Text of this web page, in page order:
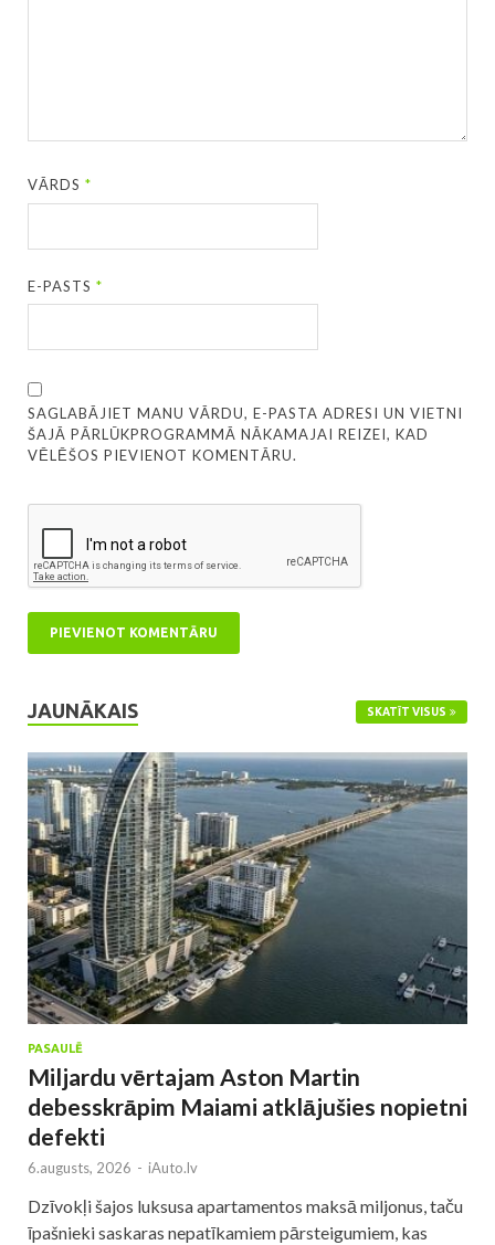
VĀRDS*
E-PASTS*
SAGLABĀJIET MANU VĀRDU, E-PASTA ADRESI UN VIETNI
ŠAJĀ PĀRLŪKPROGRAMMĀ NĀKAMAJAI REIZEI, KAD
VĒLĒŠOS PIEVIENOT KOMENTĀRU.
JAUNĀKAIS SKATĪT VISUS
PASAULĒ
Miljardu vērtajam Aston Martin
debesskrāpim Maiami atklājušies nopietni
defekti
6.augusts, 2026 - iAuto.lv
Dzīvokļi šajos luksusa apartamentos maksā miljonus, taču
īpašnieki saskaras nepatīkamiem pārsteigumiem, kas